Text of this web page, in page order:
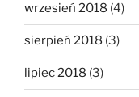
wrzesień 2018 (4)
sierpień 2018 (3)
lipiec 2018 (3)